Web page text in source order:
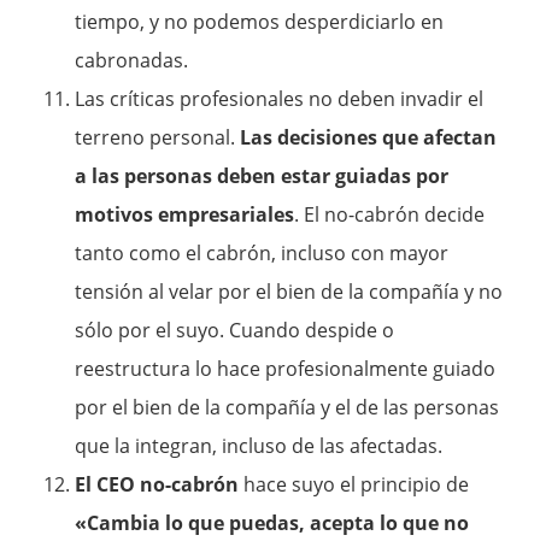
tiempo, y no podemos desperdiciarlo en
cabronadas.
Las críticas profesionales no deben invadir el
terreno personal. Las decisiones que afectan
a las personas deben estar guiadas por
motivos empresariales. El no-cabrón decide
tanto como el cabrón, incluso con mayor
tensión al velar por el bien de la compañía y no
sólo por el suyo. Cuando despide o
reestructura lo hace profesionalmente guiado
por el bien de la compañía y el de las personas
que la integran, incluso de las afectadas.
El CEO no-cabrón hace suyo el principio de
«Cambia lo que puedas, acepta lo que no